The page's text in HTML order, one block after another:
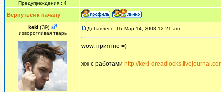
Предупреждения : 4
Вернуться к началу
keki (39)
изворотливая тварь
Добавлено: Пт Мар 14, 2008 12:21 am
wow, приятно =)
жж с работами http://keki-